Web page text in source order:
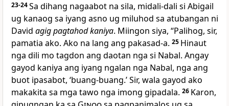
23-24Sa dihang nagaabot na sila, midali-dali si Abigail
ug kanaog sa iyang asno ug miluhod sa atubangan ni
David agig pagtahod kaniya. Miingon siya, “Palihog, sir,
pamatia ako. Ako na lang ang pakasad-a. 25 Hinaut
nga dili mo tagdon ang daotan nga si Nabal. Angay
gayod kaniya ang iyang ngalan nga Nabal, nga ang
buot ipasabot, ‘buang-buang.’ Sir, wala gayod ako
makakita sa mga tawo nga imong gipadala. 26 Karon,